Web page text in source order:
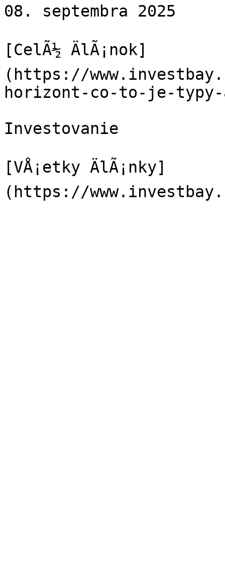
08. septembra 2025
[CelÃ½ ÄlÃ¡nok]
(https://
horizont-co-to-je-typy-
Investovanie
[VÅ¡etky ÄlÃ¡nky]